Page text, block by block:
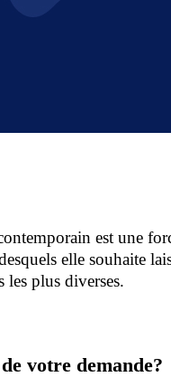
est une
elle souhaite
les plus diverses.
votre demande?